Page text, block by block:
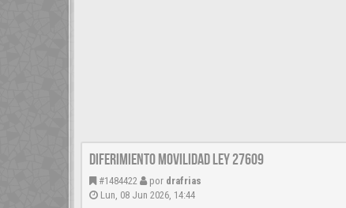
diferimiento movilidad ley 27609
#1484422 por drafrias
Lun, 08 Jun 2026, 14:44